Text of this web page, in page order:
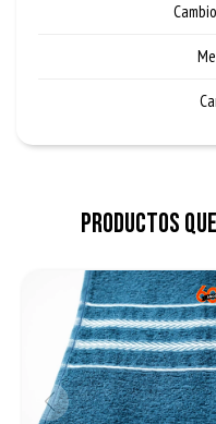
Productos